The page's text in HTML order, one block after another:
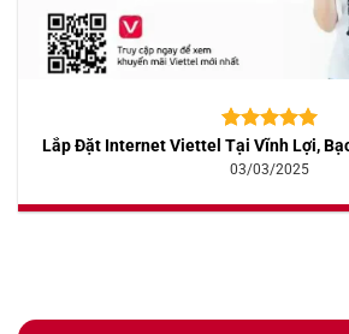
5.00trên 5
dựa trên
10
Lắp Đặt Internet Viettel Tại Vĩnh Lợi,
03/03/2025